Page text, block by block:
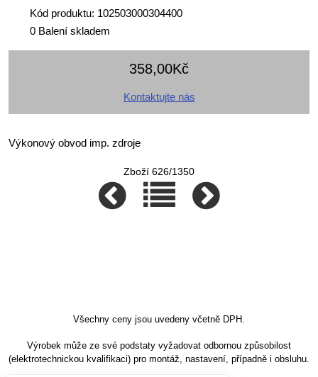
Kód produktu: 102503000304400
0 Balení skladem
358,00Kč
Kontaktujte nás
Výkonový obvod imp. zdroje
Zboží 626/1350
Všechny ceny jsou uvedeny včetně DPH.
Výrobek může ze své podstaty vyžadovat odbornou způsobilost
(elektrotechnickou kvalifikaci) pro montáž, nastavení, případně i obsluhu.